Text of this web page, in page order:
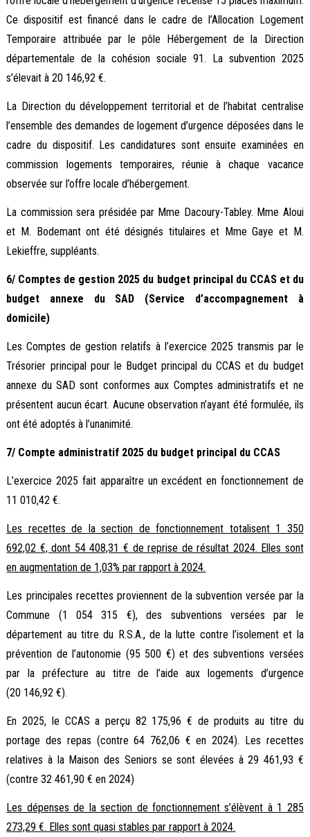
Ce dispositif est financé dans le cadre de l’Allocation Logement
Temporaire attribuée par le pôle Hébergement de la Direction
départementale de la cohésion sociale 91. La subvention 2025
s’élevait à 20 146,92 €.
La Direction du développement territorial et de l’habitat centralise
l’ensemble des demandes de logement d’urgence déposées dans le
cadre du dispositif. Les candidatures sont ensuite examinées en
commission logements temporaires, réunie à chaque vacance
observée sur l’offre locale d’hébergement.
La commission sera présidée par Mme Dacoury-Tabley. Mme Aloui
et M. Bodemant ont été désignés titulaires et Mme Gaye et M.
Lekieffre, suppléants.
6/ Comptes de gestion 2025 du budget principal du CCAS et du
budget annexe du SAD (Service d’accompagnement à
domicile)
Les Comptes de gestion relatifs à l’exercice 2025 transmis par le
Trésorier principal pour le Budget principal du CCAS et du budget
annexe du SAD sont conformes aux Comptes administratifs et ne
présentent aucun écart. Aucune observation n’ayant été formulée, ils
ont été adoptés à l’unanimité.
7/ Compte administratif 2025 du budget principal du CCAS
L’exercice 2025 fait apparaître un excédent en fonctionnement de
11 010,42 €.
Les recettes de la section de fonctionnement totalisent 1 350
692,02 €, dont 54 408,31 € de reprise de résultat 2024. Elles sont
en augmentation de 1,03% par rapport à 2024.
Les principales recettes proviennent de la subvention versée par la
Commune (1 054 315 €), des subventions versées par le
département au titre du R.S.A., de la lutte contre l’isolement et la
prévention de l’autonomie (95 500 €) et des subventions versées
par la préfecture au titre de l’aide aux logements d’urgence
(20 146,92 €).
En 2025, le CCAS a perçu 82 175,96 € de produits au titre du
portage des repas (contre 64 762,06 € en 2024). Les recettes
relatives à la Maison des Seniors se sont élevées à 29 461,93 €
(contre 32 461,90 € en 2024)
Les dépenses de la section de fonctionnement s’élèvent à 1 285
273,29 €. Elles sont quasi stables par rapport à 2024.